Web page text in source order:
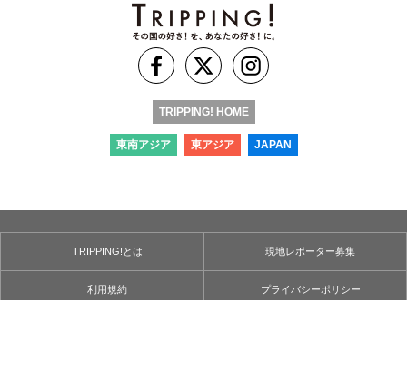
TRIPPING! HOME
東南アジア 東アジア JAPAN
TRIPPING!とは 現地レポーター募集
利用規約 プライバシーポリシー